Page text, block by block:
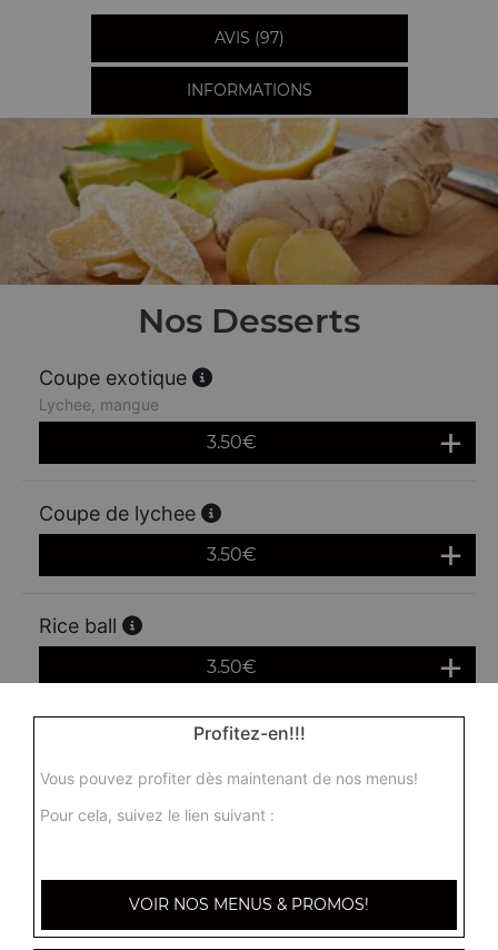
AVIS (97)
INFORMATIONS
Nos Desserts
Coupe exotique
Lychee, mangue
3.50€
Coupe de lychee
3.50€
Rice ball
3.50€
Beignet de pommes
2.50€
Profitez-en!!!
Vous pouvez profiter dès maintenant de nos menus!
Pour cela, suivez le lien suivant :
VOIR NOS MENUS & PROMOS!